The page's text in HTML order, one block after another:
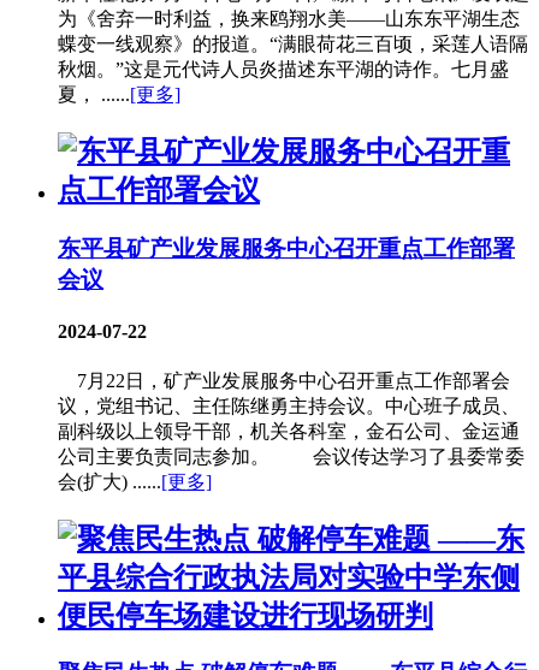
为《舍弃一时利益，换来鸥翔水美——山东东平湖生态
蝶变一线观察》的报道。“满眼荷花三百顷，采莲人语隔
秋烟。”这是元代诗人员炎描述东平湖的诗作。七月盛
夏， ......[更多]
东平县矿产业发展服务中心召开重点工作部署
会议
2024-07-22
7月22日，矿产业发展服务中心召开重点工作部署会
议，党组书记、主任陈继勇主持会议。中心班子成员、
副科级以上领导干部，机关各科室，金石公司、金运通
公司主要负责同志参加。 会议传达学习了县委常委
会(扩大) ......[更多]